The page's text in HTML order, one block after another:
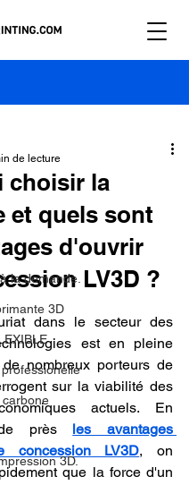
la demande.
3D
carbone
3D.
choisir la
et quels sont
d'ouvrir
LV3D ?
de lecture
sur 5.
dans le secteur des
est en pleine
nombreux porteurs de
sur la viabilité des
actuels. En
près les avantages
concession LV3D, on
que la force d'un